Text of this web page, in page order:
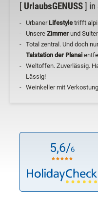
[ UrlaubsGENUSS] in
Urbaner Lifestyle trifft
Unsere Zimmer und
Total zentral. Und doch
Talstation der Planai
Weltoffen. Zuverlässig.
Lässig!
Weinkeller mit
5,6/6